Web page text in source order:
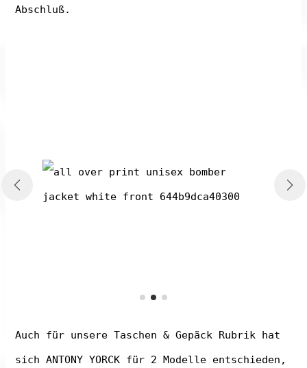
Abschluß.
Auch für unsere Taschen & Gepäck Rubrik hat
sich ANTONY YORCK für 2 Modelle entschieden,